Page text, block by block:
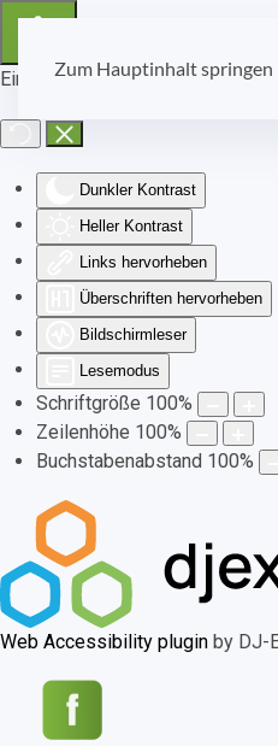
Eingabehilfen öffnen
Dunkler Kontrast
Heller Kontrast
Links hervorheben
Überschriften hervorheben
Bildschirmleser
Lesemodus
Schriftgröße 100%
Zeilenhöhe 100%
Buchstabenabstand 100%
Web Accessibility plugin by DJ-
Zum Hauptinhalt springen